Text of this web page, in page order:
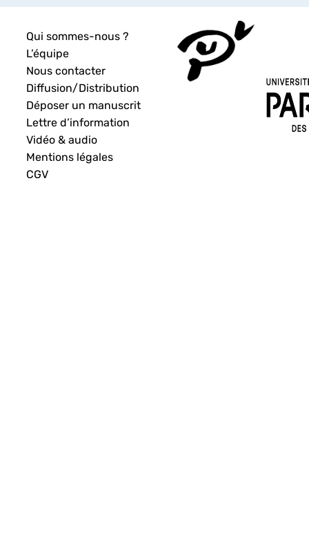
Qui sommes-nous ?
L’équipe
Nous contacter
Diffusion/Distribution
Déposer un manuscrit
Lettre d’information
Vidéo & audio
Mentions légales
CGV